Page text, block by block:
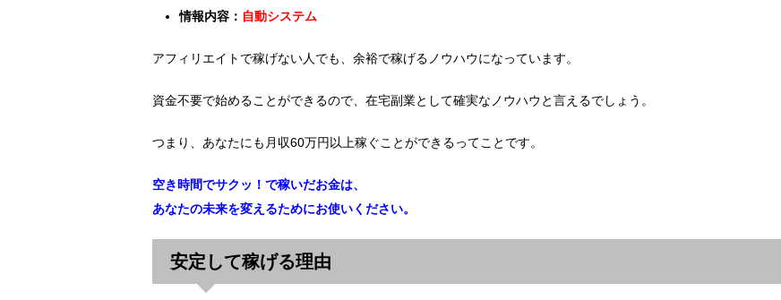
情報内容： 自動システム
アフィリエイトで稼げない人でも、余裕で稼げるノウハウになっています。
資金不要で始めることができるので、在宅副業として確実なノウハウと言えるでしょう。
つまり、あなたにも月収60万円以上稼ぐことができるってことです。
空き時間でサクッ！で稼いだお金は、
あなたの未来を変えるためにお使いください。
安定して稼げる理由